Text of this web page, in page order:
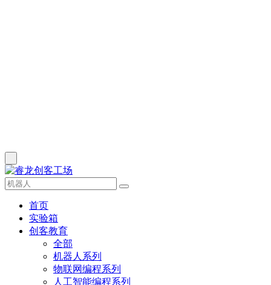
首页
实验箱
创客教育
全部
机器人系列
物联网编程系列
人工智能编程系列